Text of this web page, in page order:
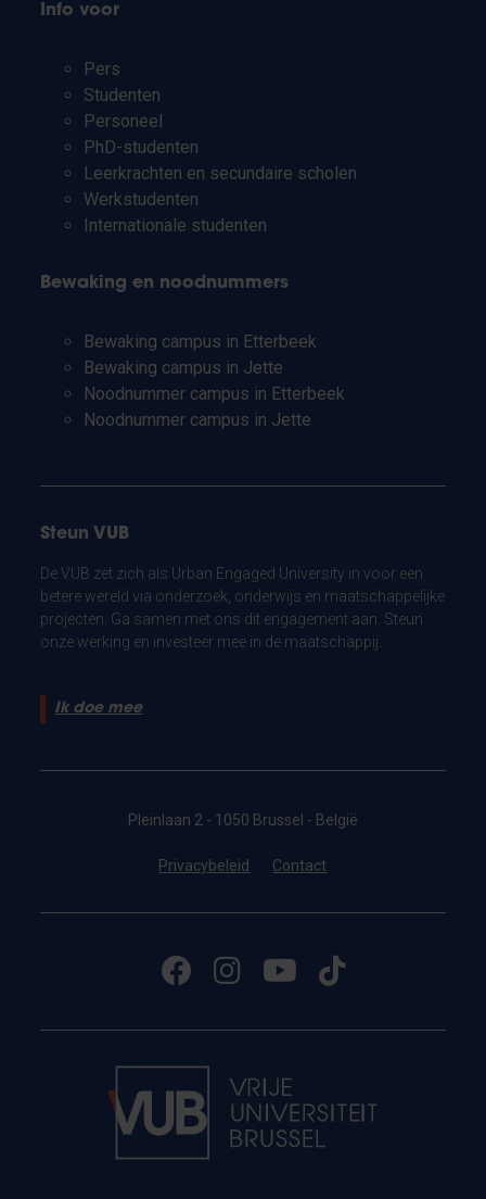
Info voor
Pers
Studenten
Personeel
PhD-studenten
Leerkrachten en secundaire scholen
Werkstudenten
Internationale studenten
Bewaking en noodnummers
Bewaking campus in Etterbeek
Bewaking campus in Jette
Noodnummer campus in Etterbeek
Noodnummer campus in Jette
Steun VUB
De VUB zet zich als Urban Engaged University in voor een
betere wereld via onderzoek, onderwijs en maatschappelijke
projecten. Ga samen met ons dit engagement aan. Steun
onze werking en investeer mee in de maatschappij.
Ik doe mee
Pleinlaan 2 - 1050 Brussel - België
Privacybeleid Contact